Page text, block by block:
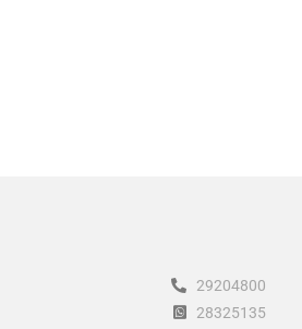
29204800
28325135